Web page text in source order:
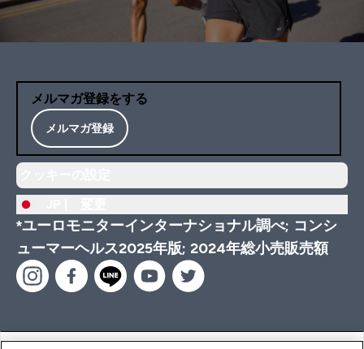
メルマガ登録をする
メルマガ登録
*ユーロモニターインターナショナル調べ; コンシ
ューマーヘルス2025年版; 2024年総小売販売額